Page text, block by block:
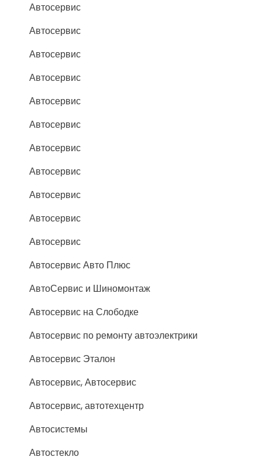
Автосервис
Автосервис
Автосервис
Автосервис
Автосервис
Автосервис
Автосервис
Автосервис
Автосервис
Автосервис
Автосервис
Автосервис Авто Плюс
АвтоСервис и Шиномонтаж
Автосервис на Слободке
Автосервис по ремонту автоэлектрики
Автосервис Эталон
Автосервис, Автосервис
Автосервис, автотехцентр
Автосистемы
Автостекло